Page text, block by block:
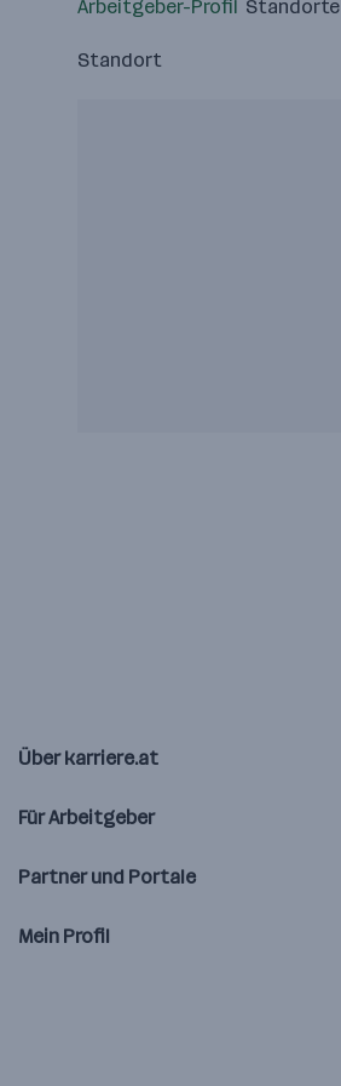
Arbeitgeber-Profil Standorte
Standort
Über karriere.at
Für Arbeitgeber
Partner und Portale
Mein Profil